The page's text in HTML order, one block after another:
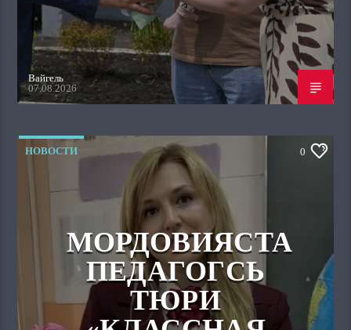
Вайгель
07.08.2026
НОВОСТИ 0
МОРДОВИЯСТА
ПЕДАГОГСЬ
ТЮРИ